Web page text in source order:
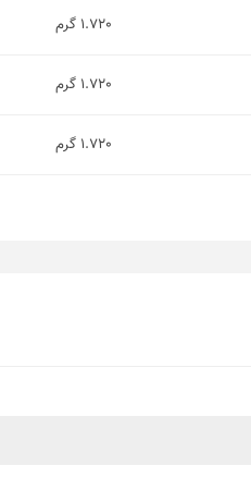
1.720 گرم
1.720 گرم
1.720 گرم